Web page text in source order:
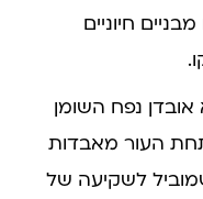
חיוניים
אובדן נפח השומן
העור מאבדות
לשקיעה של